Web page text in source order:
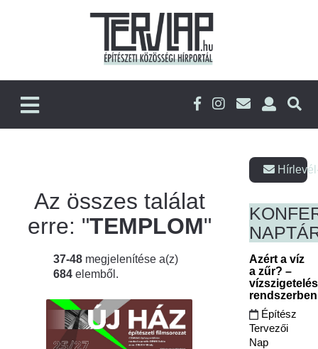
Az összes találat
erre: "TEMPLOM"
37-48 megjelenítése a(z)
684 elemből.
Azért a víz
a zűr? –
Építész
Tervezői
Nap